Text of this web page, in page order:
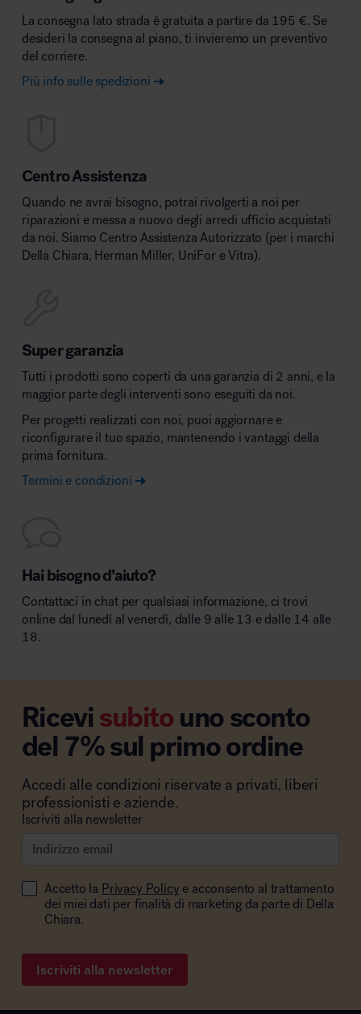
La consegna lato strada è gratuita a partire da 195 €. Se
desideri la consegna al piano, ti invieremo un preventivo
del corriere.
Più info sulle spedizioni
Centro Assistenza
Quando ne avrai bisogno, potrai rivolgerti a noi per
riparazioni e messa a nuovo degli arredi ufficio acquistati
da noi. Siamo Centro Assistenza Autorizzato (per i marchi
Della Chiara, Herman Miller, UniFor e Vitra).
Super garanzia
Tutti i prodotti sono coperti da una garanzia di 2 anni, e la
maggior parte degli interventi sono eseguiti da noi.
Per progetti realizzati con noi, puoi aggiornare e
riconfigurare il tuo spazio, mantenendo i vantaggi della
prima fornitura.
Termini e condizioni
Hai bisogno d’aiuto?
Contattaci in chat per qualsiasi informazione, ci trovi
online dal lunedì al venerdì, dalle 9 alle 13 e dalle 14 alle
18.
Ricevisubitouno sconto
del 7% sul primo ordine
Accedi alle condizioni riservate a privati, liberi
professionisti e aziende.
Iscriviti alla newsletter
Accetto la Privacy Policy e acconsento al trattamento
dei miei dati per finalità di marketing da parte di Della
Chiara.
Iscriviti alla newsletter